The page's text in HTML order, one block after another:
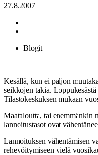
27.8.2007
Blogit
MAASEUDUN
Kesällä, kun ei paljon
seikkojen takia.
Tilastokeskuksen mukaan
Maataloutta, tai enemmänkin
lannoitustasot ovat
Lannoituksen vähentämisen
rehevöitymiseen vielä